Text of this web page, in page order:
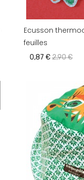
Ecusson
feuilles
0,87 €2,90 €